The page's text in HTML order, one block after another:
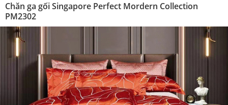
Chăn ga gối Singapore Perfect Mordern Collection
PM2302